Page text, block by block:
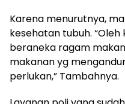
Karena menurutnya,
kesehatan tubuh.
beraneka ragam
makanan yg
perlukan,” Tambahnya.